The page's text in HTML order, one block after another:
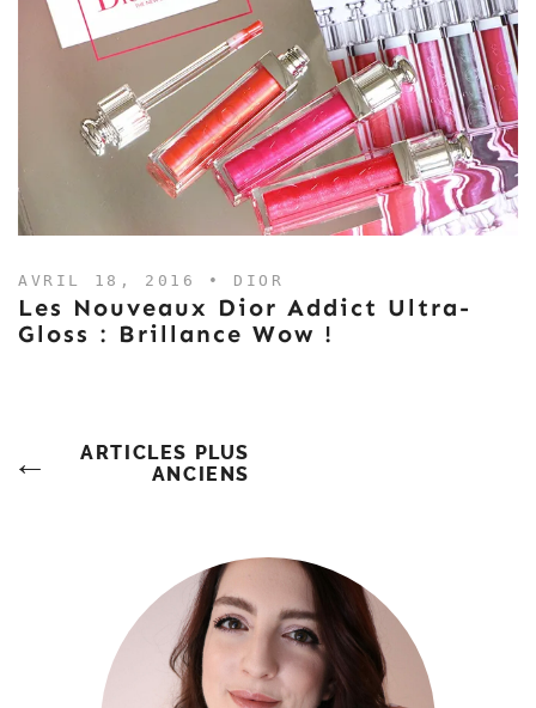
AVRIL 18, 2016 • DIOR
Les Nouveaux Dior Addict Ultra-
Gloss : Brillance Wow !
Navigation
ARTICLES PLUS
ANCIENS